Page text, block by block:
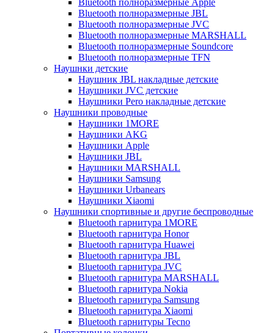
Bluetooth полноразмерные Apple
Bluetooth полноразмерные JBL
Bluetooth полноразмерные JVC
Bluetooth полноразмерные MARSHALL
Bluetooth полноразмерные Soundcore
Bluetooth полноразмерные TFN
Наушнки детские
Наушник JBL накладные детские
Наушники JVC детские
Наушники Pero накладные детские
Наушники проводные
Наушники 1MORE
Наушники AKG
Наушники Apple
Наушники JBL
Наушники MARSHALL
Наушники Samsung
Наушники Urbanears
Наушники Xiaomi
Наушники спортивные и другие беспроводные
Bluetooth гарнитура 1MORE
Bluetooth гарнитура Honor
Bluetooth гарнитура Huawei
Bluetooth гарнитура JBL
Bluetooth гарнитура JVC
Bluetooth гарнитура MARSHALL
Bluetooth гарнитура Nokia
Bluetooth гарнитура Samsung
Bluetooth гарнитура Xiaomi
Bluetooth гарнитуры Tecno